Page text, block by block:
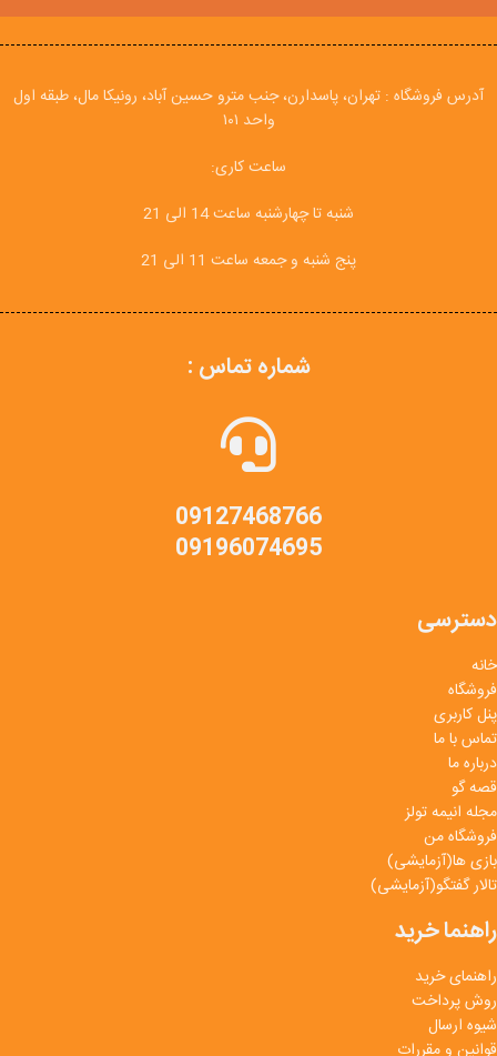
آدرس فروشگاه : تهران، پاسدارن، جنب مترو حسین آباد، رونیکا مال، طبقه اول
واحد ۱۰۱
ساعت کاری:
شنبه تا چهارشنبه ساعت 14 الی 21
پنج شنبه و جمعه ساعت 11 الی 21
شماره تماس :
09127468766
09196074695
دسترسی
خانه
فروشگاه
پنل کاربری
تماس با ما
درباره ما
قصه گو
مجله انیمه تولز
فروشگاه من
بازی ها(آزمایشی)
تالار گفتگو(آزمایشی)
راهنما خرید
راهنمای خرید
روش پرداخت
شیوه ارسال
قوانین و مقررات